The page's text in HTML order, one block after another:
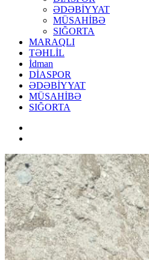
ƏDƏBİYYAT
MÜSAHİBƏ
SIĞORTA
MARAQLI
TƏHLİL
İdman
DİASPOR
ƏDƏBİYYAT
MÜSAHİBƏ
SIĞORTA